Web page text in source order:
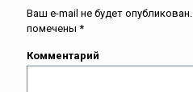
Ваш e-mail не будет опубликован.
помечены *
Комментарий